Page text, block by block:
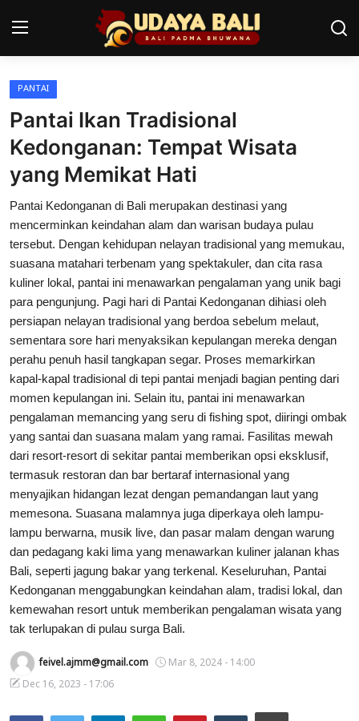
Home
Pura
Desa Adat
Tradisi
Kearifan lokal
Alam Bali
Seni
Kisah
Usadha
Indonesia
PANTAI
Pantai Ikan Tradisional
Kedonganan: Tempat Wisata
yang Memikat Hati
Pantai Kedonganan di Bali merupakan destinasi yang
mencerminkan keindahan alam dan warisan budaya pulau
tersebut. Dengan kehidupan nelayan tradisional yang memukau,
suasana matahari terbenam yang spektakuler, dan cita rasa
kuliner lokal, pantai ini menawarkan pengalaman yang unik bagi
para pengunjung. Pagi hari di Pantai Kedonganan dihiasi oleh
persiapan nelayan tradisional yang berdoa sebelum melaut,
sementara sore hari menyaksikan kepulangan mereka dengan
perahu penuh hasil tangkapan segar. Proses memarkirkan
kapal-kapal tradisional di tepi pantai menjadi bagian penting dari
momen kepulangan ini. Selain itu, pantai ini menawarkan
pengalaman memancing yang seru di fishing spot, diiringi ombak
yang santai dan suasana malam yang ramai. Fasilitas mewah
dari resort-resort di sekitar pantai memberikan opsi eksklusif,
termasuk restoran dan bar bertaraf internasional yang
menyajikan hidangan lezat dengan pemandangan laut yang
memesona. Suasana malamnya juga diperkaya oleh lampu-
lampu berwarna, musik live, dan pasar malam dengan warung
dan pedagang kaki lima yang menawarkan kuliner jalanan khas
Bali, seperti jagung bakar yang terkenal. Keseluruhan, Pantai
Kedonganan menggabungkan keindahan alam, tradisi lokal, dan
kemewahan resort untuk memberikan pengalaman wisata yang
tak terlupakan di pulau surga Bali.
feivel.ajmm@gmail.com
Mar 8, 2024 - 14:00
Dec 16, 2023 - 17:06